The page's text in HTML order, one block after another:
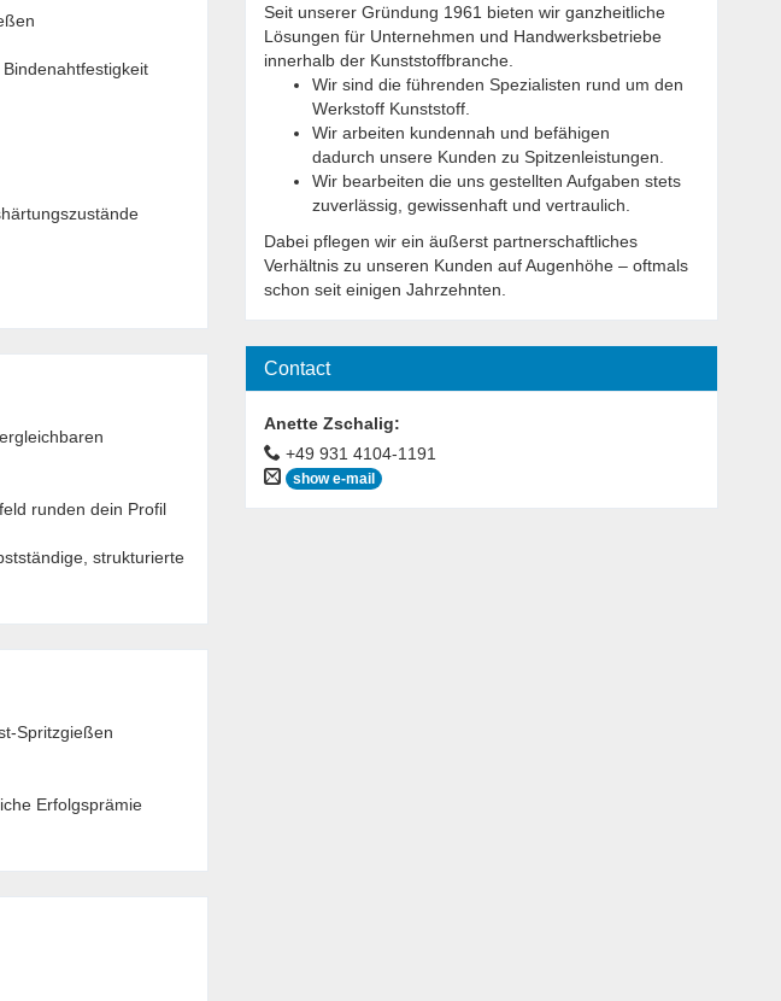
runden dein Profil
strukturierte
Spritzgießen
Erfolgsprämie
Seit unserer Gründung 1961 bieten wir ganzheitliche
Lösungen für Unternehmen und Handwerksbetriebe
innerhalb der Kunststoffbranche.
Wir sind die führenden Spezialisten rund um den
Werkstoff Kunststoff.
Wir arbeiten kundennah und befähigen
dadurch unsere Kunden zu Spitzenleistungen.
Wir bearbeiten die uns gestellten Aufgaben stets
zuverlässig, gewissenhaft und vertraulich.
Dabei pflegen wir ein äußerst partnerschaftliches
Verhältnis zu unseren Kunden auf Augenhöhe – oftmals
schon seit einigen Jahrzehnten.
Contact
Anette Zschalig:
+49 931 4104-1191
show e-mail